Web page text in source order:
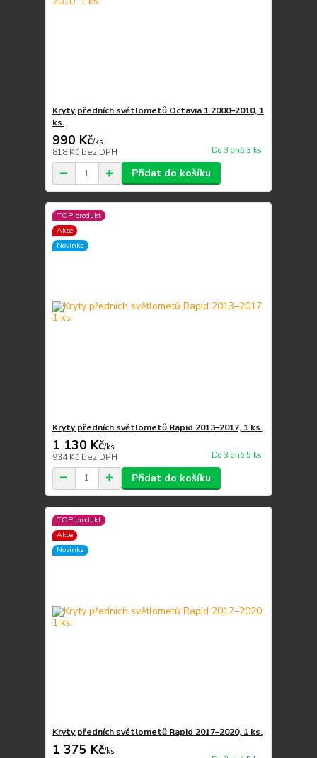
Kryty předních světlometů Octavia 1 2000–2010, 1
ks.
990 Kč/ks
818 Kč bez DPH Do 3 dnů 3 ks
Přidat do košíku
TOP produkt
Akce
Novinka
Kryty předních světlometů Rapid 2013–2017, 1 ks.
1 130 Kč/ks
934 Kč bez DPH Do 3 dnů 5 ks
Přidat do košíku
TOP produkt
Akce
Novinka
Kryty předních světlometů Rapid 2017–2020, 1 ks.
1 375 Kč/ks